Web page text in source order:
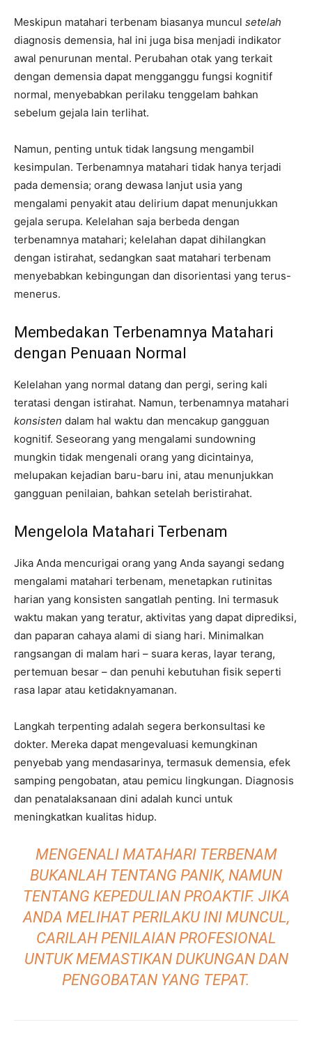
Meskipun matahari terbenam biasanya muncul setelah
diagnosis demensia, hal ini juga bisa menjadi indikator
awal penurunan mental. Perubahan otak yang terkait
dengan demensia dapat mengganggu fungsi kognitif
normal, menyebabkan perilaku tenggelam bahkan
sebelum gejala lain terlihat.
Namun, penting untuk tidak langsung mengambil
kesimpulan. Terbenamnya matahari tidak hanya terjadi
pada demensia; orang dewasa lanjut usia yang
mengalami penyakit atau delirium dapat menunjukkan
gejala serupa. Kelelahan saja berbeda dengan
terbenamnya matahari; kelelahan dapat dihilangkan
dengan istirahat, sedangkan saat matahari terbenam
menyebabkan kebingungan dan disorientasi yang terus-
menerus.
Membedakan Terbenamnya Matahari
dengan Penuaan Normal
Kelelahan yang normal datang dan pergi, sering kali
teratasi dengan istirahat. Namun, terbenamnya matahari
konsisten dalam hal waktu dan mencakup gangguan
kognitif. Seseorang yang mengalami sundowning
mungkin tidak mengenali orang yang dicintainya,
melupakan kejadian baru-baru ini, atau menunjukkan
gangguan penilaian, bahkan setelah beristirahat.
Mengelola Matahari Terbenam
Jika Anda mencurigai orang yang Anda sayangi sedang
mengalami matahari terbenam, menetapkan rutinitas
harian yang konsisten sangatlah penting. Ini termasuk
waktu makan yang teratur, aktivitas yang dapat diprediksi,
dan paparan cahaya alami di siang hari. Minimalkan
rangsangan di malam hari – suara keras, layar terang,
pertemuan besar – dan penuhi kebutuhan fisik seperti
rasa lapar atau ketidaknyamanan.
Langkah terpenting adalah segera berkonsultasi ke
dokter. Mereka dapat mengevaluasi kemungkinan
penyebab yang mendasarinya, termasuk demensia, efek
samping pengobatan, atau pemicu lingkungan. Diagnosis
dan penatalaksanaan dini adalah kunci untuk
meningkatkan kualitas hidup.
MENGENALI MATAHARI TERBENAM
BUKANLAH TENTANG PANIK, NAMUN
TENTANG KEPEDULIAN PROAKTIF. JIKA
ANDA MELIHAT PERILAKU INI MUNCUL,
CARILAH PENILAIAN PROFESIONAL
UNTUK MEMASTIKAN DUKUNGAN DAN
PENGOBATAN YANG TEPAT.